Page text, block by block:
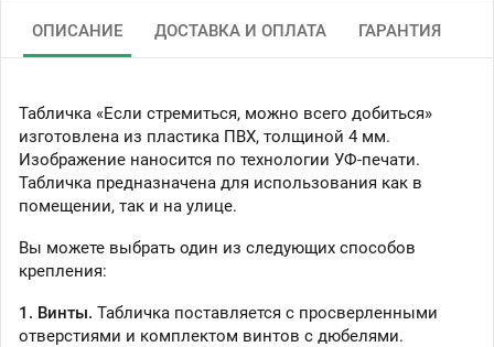
ОПИСАНИЕ ДОСТАВКА И ОПЛАТА ГАРАНТИЯ
Табличка «Если стремиться, можно всего добиться»
изготовлена из пластика ПВХ, толщиной 4 мм.
Изображение наносится по технологии УФ-печати.
Табличка предназначена для использования как в
помещении, так и на улице.
Вы можете выбрать один из следующих способов
крепления:
1. Винты. Табличка поставляется с просверленными
отверстиями и комплектом винтов с дюбелями.